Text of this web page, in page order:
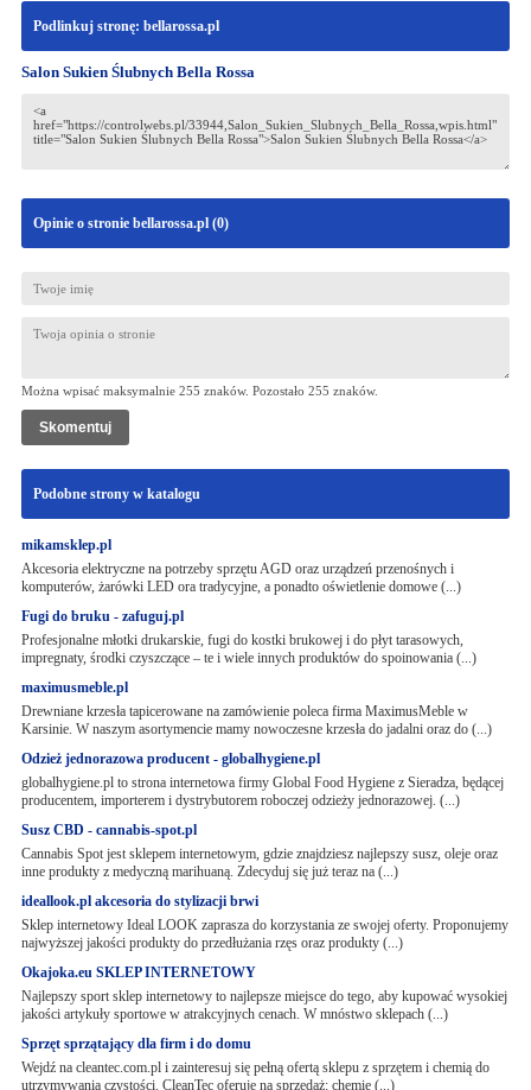
Podlinkuj stronę: bellarossa.pl
Salon Sukien Ślubnych Bella Rossa
Opinie o stronie bellarossa.pl (0)
Można wpisać maksymalnie 255 znaków. Pozostało 255 znaków.
Podobne strony w katalogu
mikamsklep.pl
Akcesoria elektryczne na potrzeby sprzętu AGD oraz urządzeń przenośnych i
komputerów, żarówki LED ora tradycyjne, a ponadto oświetlenie domowe (...)
Fugi do bruku - zafuguj.pl
Profesjonalne młotki drukarskie, fugi do kostki brukowej i do płyt tarasowych,
impregnaty, środki czyszczące – te i wiele innych produktów do spoinowania (...)
maximusmeble.pl
Drewniane krzesła tapicerowane na zamówienie poleca firma MaximusMeble w
Karsinie. W naszym asortymencie mamy nowoczesne krzesła do jadalni oraz do (...)
Odzież jednorazowa producent - globalhygiene.pl
globalhygiene.pl to strona internetowa firmy Global Food Hygiene z Sieradza, będącej
producentem, importerem i dystrybutorem roboczej odzieży jednorazowej. (...)
Susz CBD - cannabis-spot.pl
Cannabis Spot jest sklepem internetowym, gdzie znajdziesz najlepszy susz, oleje oraz
inne produkty z medyczną marihuaną. Zdecyduj się już teraz na (...)
ideallook.pl akcesoria do stylizacji brwi
Sklep internetowy Ideal LOOK zaprasza do korzystania ze swojej oferty. Proponujemy
najwyższej jakości produkty do przedłużania rzęs oraz produkty (...)
Okajoka.eu SKLEP INTERNETOWY
Najlepszy sport sklep internetowy to najlepsze miejsce do tego, aby kupować wysokiej
jakości artykuły sportowe w atrakcyjnych cenach. W mnóstwo sklepach (...)
Sprzęt sprzątający dla firm i do domu
Wejdź na cleantec.com.pl i zainteresuj się pełną ofertą sklepu z sprzętem i chemią do
utrzymywania czystości. CleanTec oferuje na sprzedaż: chemię (...)